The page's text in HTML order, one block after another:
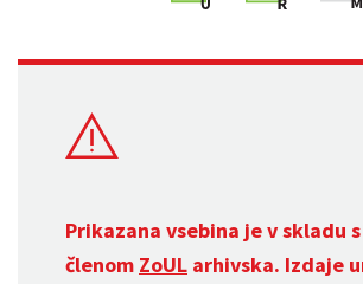
Prikazana vsebina je v skladu
členom ZoUL arhivska. Izdaje